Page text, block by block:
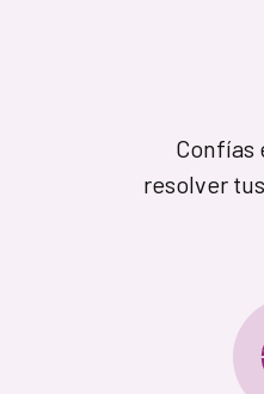
Confías
resolver